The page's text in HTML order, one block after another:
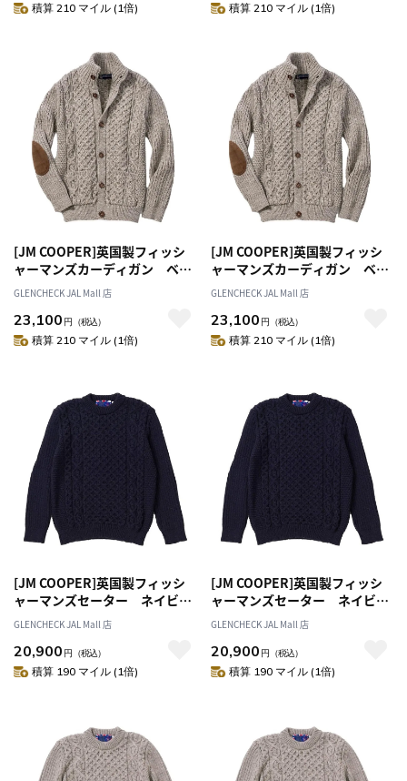
積算 210 マイル (1倍) 積算 210 マイル (1倍)
[JM COOPER]英国製フィッシ
ャーマンズカーディガン ベー
ジュ M
GLENCHECK JAL Mall 店
23,100 円 （税込）
積算 210 マイル (1倍)
[JM COOPER]英国製フィッシ
ャーマンズカーディガン ベー
ジュ L
GLENCHECK JAL Mall 店
23,100 円 （税込）
積算 210 マイル (1倍)
[JM COOPER]英国製フィッシ
ャーマンズセーター ネイビ
ー M
GLENCHECK JAL Mall 店
20,900 円 （税込）
積算 190 マイル (1倍)
[JM COOPER]英国製フィッシ
ャーマンズセーター ネイビ
ー L
GLENCHECK JAL Mall 店
20,900 円 （税込）
積算 190 マイル (1倍)